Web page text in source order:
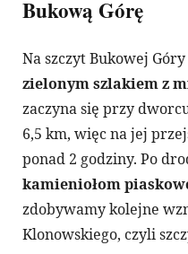
Bukową Górę
Na szczyt Bukowej
zielonym szlakiem z
zaczyna się przy
6,5 km, więc na jej
ponad 2 godziny. Po
kamieniołom
zdobywamy kolejne
Klonowskiego, czyli